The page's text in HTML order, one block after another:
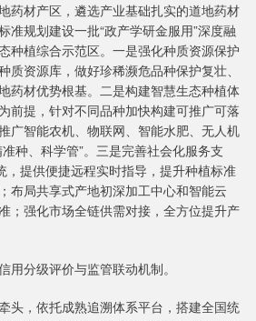
材产区，遴选产业基础扎实的道地药材
准规划建设一批“政产学研金服用”深度融
种植综合示范区。一是强化种质资源保护
质资源库，做好珍稀濒危品种保护复壮、
药材优势根基。二是构建智慧生态种植体
前提，针对不同品种加快构建可推广可落
广智能农机、物联网、智能水肥、无人机
种、科学管”。三是完善社会化服务支
，提供便捷远程实时指导，提升种植标准
布局共享式产地初深加工中心和智能云
；强化市场全链供需对接，全方位提升产
分级评价与监管联动机制。
，依托成熟追溯体系平台，搭建全国统